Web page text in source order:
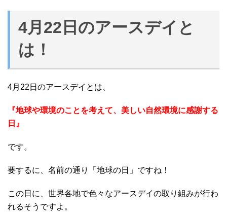
4月22日のアースデイと
は！
4月22日のアースデイとは、
『地球や環境のことを考えて、美しい自然環境に感謝する
日』
です。
要するに、名前の通り「地球の日」ですね！
この日に、世界各地で色々なアースデイの取り組みが行わ
れるそうですよ。